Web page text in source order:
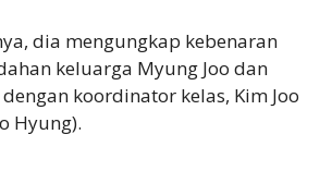
dia mengungkap kebenaran
keluarga Myung Joo dan
koordinator kelas, Kim Joo
Hyung).